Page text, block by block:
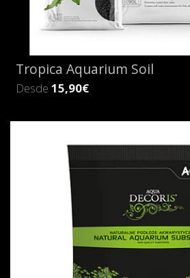
Tropica Aquarium Soil
Desde 15,90€